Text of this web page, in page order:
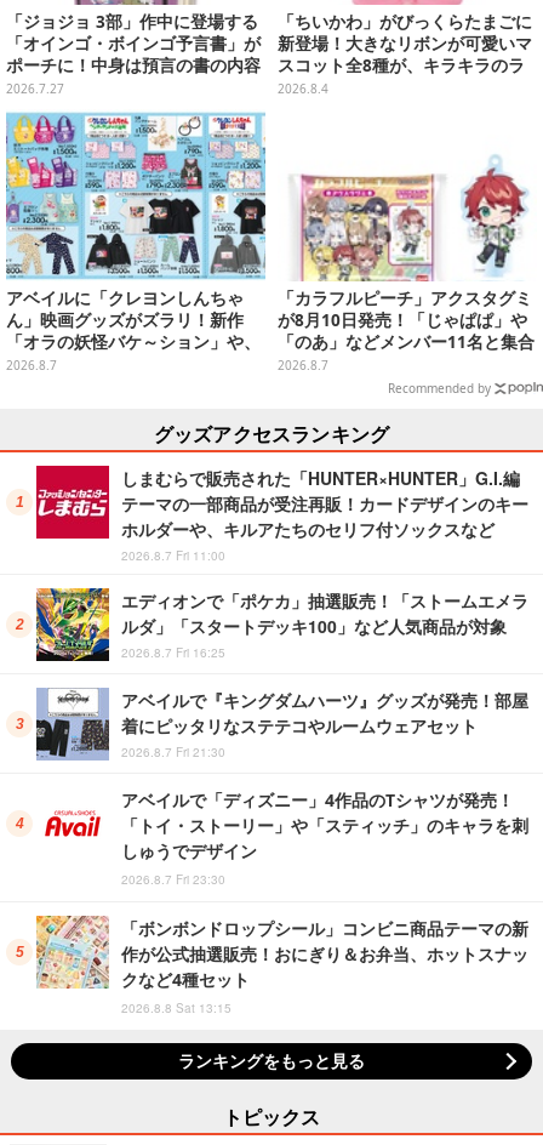
「ジョジョ 3部」作中に登場する
「オインゴ・ボインゴ予言書」が
ポーチに！中身は預言の書の内容
やアニメ総柄デザインをプリント
2026.7.27
「ちいかわ」がびっくらたまごに
新登場！大きなリボンが可愛いマ
スコット全8種が、キラキラのラ
メ入り入浴剤から飛び出す
2026.8.4
アベイルに「クレヨンしんちゃ
ん」映画グッズがズラリ！新作
「オラの妖怪バケ～ション」や、
「ヘンダーランド」「暗黒タマタ
2026.8.7
「カラフルピーチ」アクスタグミ
が8月10日発売！「じゃぱぱ」や
「のあ」などメンバー11名と集合
デザイン全15種、ボールチェーン
付きでアクセサリーにも
2026.8.7
Recommended by
グッズアクセスランキング
しまむらで販売された「HUNTER×HUNTER」G.I.編
テーマの一部商品が受注再販！カードデザインのキー
ホルダーや、キルアたちのセリフ付ソックスなど
2026.8.7 Fri 11:00
エディオンで「ポケカ」抽選販売！「ストームエメラ
ルダ」「スタートデッキ100」など人気商品が対象
2026.8.7 Fri 16:25
アベイルで『キングダムハーツ』グッズが発売！部屋
着にピッタリなステテコやルームウェアセット
2026.8.7 Fri 21:30
アベイルで「ディズニー」4作品のTシャツが発売！
「トイ・ストーリー」や「スティッチ」のキャラを刺
しゅうでデザイン
2026.8.7 Fri 23:30
「ボンボンドロップシール」コンビニ商品テーマの新
作が公式抽選販売！おにぎり＆お弁当、ホットスナッ
クなど4種セット
2026.8.8 Sat 13:15
ランキングをもっと見る
トピックス